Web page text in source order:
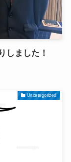
しました！
Uncategorized